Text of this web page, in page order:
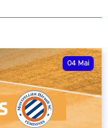
04 Mai